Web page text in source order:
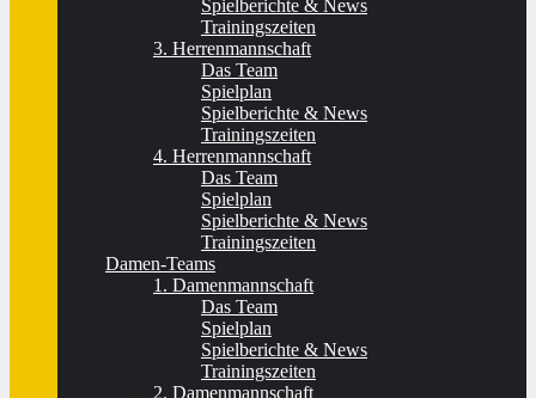
Spielberichte & News
Trainingszeiten
3. Herrenmannschaft
Das Team
Spielplan
Spielberichte & News
Trainingszeiten
4. Herrenmannschaft
Das Team
Spielplan
Spielberichte & News
Trainingszeiten
Damen-Teams
1. Damenmannschaft
Das Team
Spielplan
Spielberichte & News
Trainingszeiten
2. Damenmannschaft